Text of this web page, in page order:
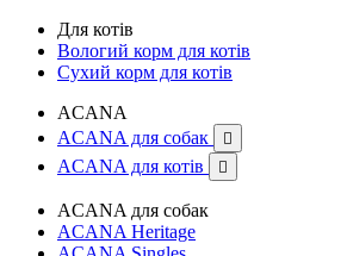
Для котів
Вологий корм для котів
Сухий корм для котів
ACANA
ACANA для собак

ACANA для котів 
ACANA для собак
ACANA Heritage